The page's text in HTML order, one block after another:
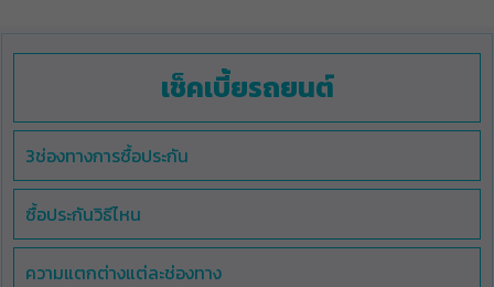
เช็คเบี้ยรถยนต์
3ช่องทางการซื้อประกัน
ซื้อประกันวิธีไหน
ความแตกต่างแต่ละช่องทาง